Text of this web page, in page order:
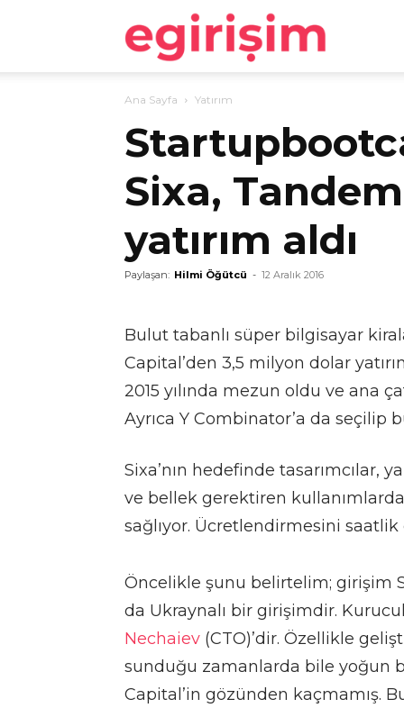
egirişim
Ana Sayfa Yatırım
Sixa,
yatırım aldı
Paylaşan: Hilmi Öğütcü - 12 Aralık 2016
Bulut tabanlı süper bilgisayar
Capital’den 3,5 milyon dolar
2015 yılında mezun oldu ve ana
Ayrıca Y Combinator’a da seçilip
Sixa’nın hedefinde tasarımcılar,
ve bellek gerektiren
sağlıyor. Ücretlendirmesini saatlik
Öncelikle şunu belirtelim; girişim
da Ukraynalı bir girişimdir.
Nechaiev (CTO)’dir. Özellikle
sunduğu zamanlarda bile yoğun
Capital’in gözünden kaçmamış.